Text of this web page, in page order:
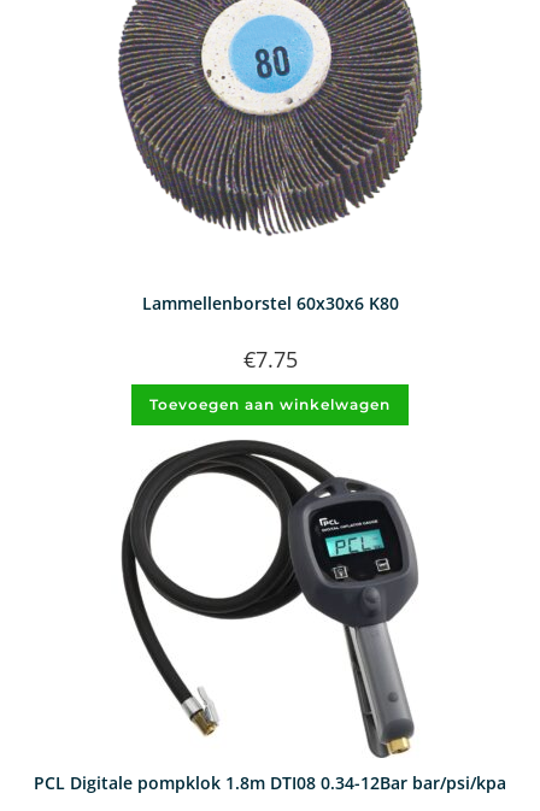
Lammellenborstel 60x30x6 K80
€7.75
Toevoegen aan winkelwagen
PCL Digitale pompklok 1.8m DTI08 0.34-12Bar bar/psi/kpa